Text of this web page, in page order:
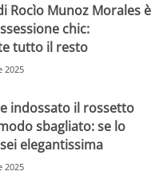
Rocìo Munoz Morales è
chic:
tutto il resto
2025
indossato il rossetto
sbagliato: se lo
elegantissima
2025